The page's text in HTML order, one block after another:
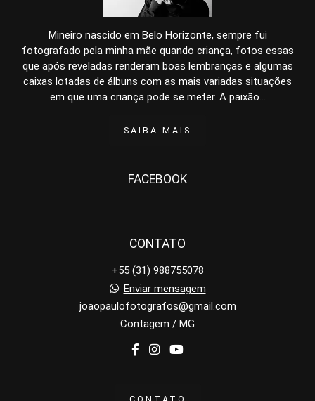
Mineiro nascido em Belo Horizonte, sempre fui
fotografado pela minha mãe quando criança, fotos essas
que após reveladas renderam boas lembranças e algumas
caixas lotadas de álbuns com as mais variadas situações
em que uma criança pode se meter. A paixão...
SAIBA MAIS
FACEBOOK
CONTATO
+55 (31) 988755078
Enviar mensagem
joaopaulofotografos@gmail.com
Contagem / MG